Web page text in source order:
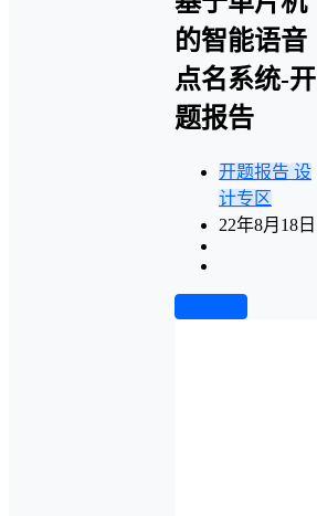
的智能语音
点名系统-开
题报告
开题报告 设
计专区
22年8月18日